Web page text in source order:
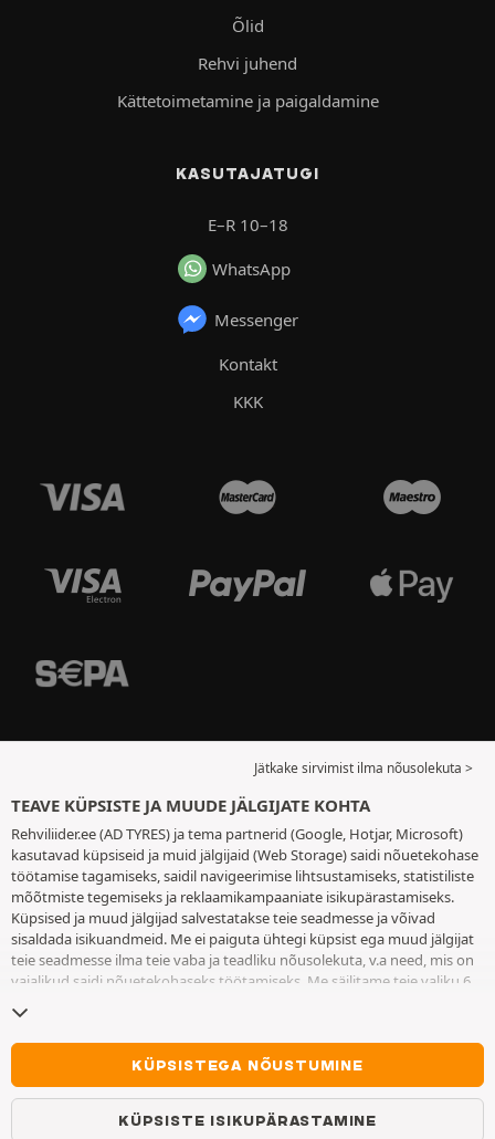
Õlid
Rehvi juhend
Kättetoimetamine ja paigaldamine
KASUTAJATUGI
E–R 10–18
WhatsApp
Messenger
Kontakt
KKK
Jätkake sirvimist ilma nõusolekuta >
TEAVE KÜPSISTE JA MUUDE JÄLGIJATE KOHTA
Rehviliider.ee (AD TYRES) ja tema partnerid (Google, Hotjar, Microsoft)
kasutavad küpsiseid ja muid jälgijaid (Web Storage) saidi nõuetekohase
töötamise tagamiseks, saidil navigeerimise lihtsustamiseks, statistiliste
mõõtmiste tegemiseks ja reklaamikampaaniate isikupärastamiseks.
Küpsised ja muud jälgijad salvestatakse teie seadmesse ja võivad
sisaldada isikuandmeid. Me ei paiguta ühtegi küpsist ega muud jälgijat
teie seadmesse ilma teie vaba ja teadliku nõusolekuta, v.a need, mis on
vajalikud saidi nõuetekohaseks töötamiseks. Me säilitame teie valiku 6
muude jälgijate lehele
nõusolekut küpsiste ja muude jälgijate teie seadmesse paigutamiseks.
Keeldumine ei takista juurdepääsu teenustele AD TYRES. Lisateabe
saamiseks vaadakeküpsiste ja muude jälgijate lehte.
KÜPSISTEGA NÕUSTUMINE
KÜPSISTE ISIKUPÄRASTAMINE